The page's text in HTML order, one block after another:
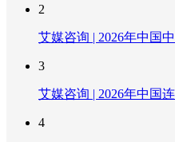
2
艾媒咨询 | 2026年中国
3
艾媒咨询 | 2026年中国
4